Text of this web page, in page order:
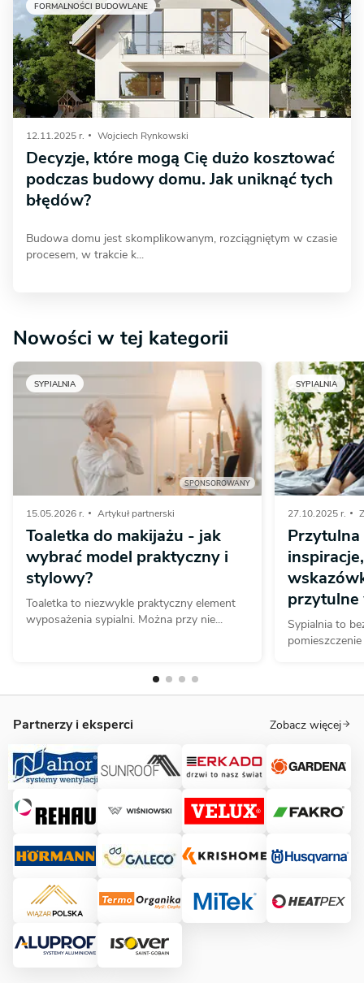
FORMALNOŚCI BUDOWLANE
12.11.2025 r. Wojciech Rynkowski
Decyzje, które mogą Cię dużo kosztować
podczas budowy domu. Jak uniknąć tych
błędów?
Budowa domu jest skomplikowanym, rozciągniętym w czasie
procesem, w trakcie k...
Nowości w tej kategorii
SYPIALNIA
SPONSOROWANY
15.05.2026 r. Artykuł partnerski
Toaletka do makijażu - jak
wybrać model praktyczny i
stylowy?
Toaletka to niezwykle praktyczny element
wyposażenia sypialni. Można przy nie...
SYPIALNIA
27.10.2025 r.
Sypialnia to
Partnerzy i eksperci Zobacz więcej